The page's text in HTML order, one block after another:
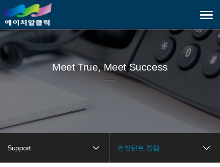
메
보
기
Meet True, Meet Success
Support 컨설턴트 칼럼